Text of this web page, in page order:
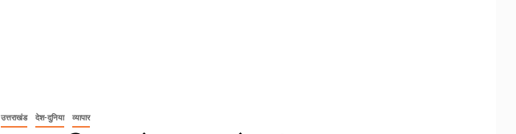
उत्तराखंड देश-दुनिया व्यापार